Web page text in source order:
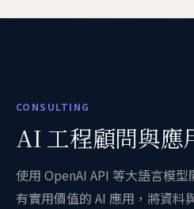
CONSULTING
AI 工程顧問與應
使用 OpenAI API 等大語言模型
有實用價值的 AI 應用，將資料